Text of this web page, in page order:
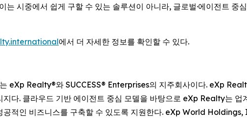
는 시중에서 쉽게 구할 수 있는 솔루션이 아니라, 글로벌·에이전트 중
에서 더 자세한 정보를 확인할 수 있다.
eXp Realty®와 SUCCESS® Enterprises의 지주회사이다. eXp
다. 클라우드 기반 에이전트 중심 모델을 바탕으로 eXp Realty는 업
공적인 비즈니스를 구축할 수 있도록 지원한다. eXp World Holdings,